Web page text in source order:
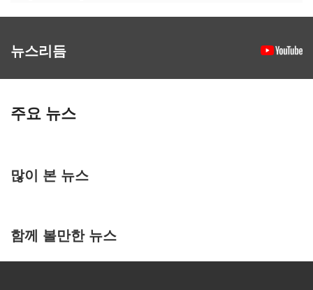
뉴스리듬
주요 뉴스
많이 본 뉴스
함께 볼만한 뉴스